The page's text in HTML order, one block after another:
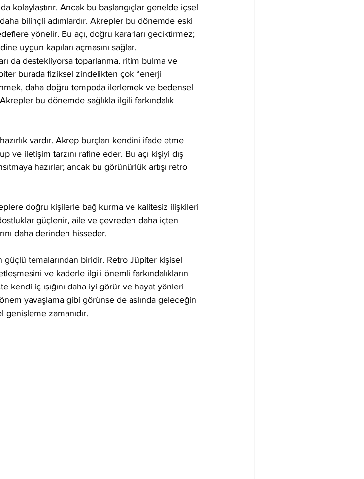
kolaylaştırır. Ancak bu başlangıçlar genelde içsel
bilinçli adımlardır. Akrepler bu dönemde eski
yönelir. Bu açı, doğru kararları geciktirmez;
uygun kapıları açmasını sağlar.
da destekliyorsa toparlanma, ritim bulma ve
burada fiziksel zindelikten çok “enerji
daha doğru tempoda ilerlemek ve bedensel
bu dönemde sağlıkla ilgili farkındalık
vardır. Akrep burçları kendini ifade etme
ve iletişim tarzını rafine eder. Bu açı kişiyi dış
hazırlar; ancak bu görünürlük artışı retro
doğru kişilerle bağ kurma ve kalitesiz ilişkileri
güçlenir, aile ve çevreden daha içten
daha derinden hisseder.
temalarından biridir. Retro Jüpiter kişisel
ve kaderle ilgili önemli farkındalıkların
kendi iç ışığını daha iyi görür ve hayat yönleri
yavaşlama gibi görünse de aslında geleceğin
genişleme zamanıdır.